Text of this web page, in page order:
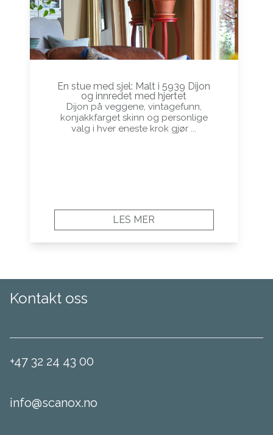
En stue med sjel: Malt i 5939 Dijon
og innredet med hjertet
Dijon på veggene, vintagefunn,
konjakkfarget skinn og personlige
valg i hver eneste krok gjør ...
LES MER
Kontakt oss
+47 32 24 43 00
info@scanox.no